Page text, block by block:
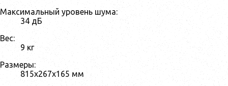
Максимальный уровень шума:
34 дБ
Вес:
9 кг
Размеры:
815х267х165 мм